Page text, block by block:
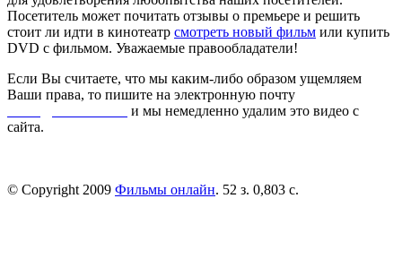
Посетитель может почитать отзывы о премьере и решить
стоит ли идти в кинотеатр смотреть новый фильм или купить
DVD с фильмом. Уважаемые правообладатели!
Если Вы считаете, что мы каким-либо образом ущемляем
Ваши права, то пишите на электронную почту
и мы немедленно удалим это видео с
сайта.
© Copyright 2009 Фильмы онлайн. 52 з. 0,803 с.